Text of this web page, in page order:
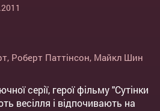
, Роберт Паттінсон, Майкл Шин
серії, герої фільму "Сутінки
весілля і відпочивають на